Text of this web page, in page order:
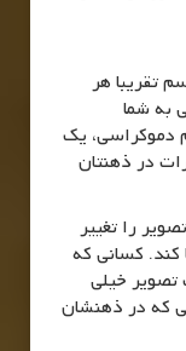
تقریبا هر
به شما
دموکراسی، یک
در ذهنتان
را تغییر
کند. کسانی که
تصویر خیلی
که در ذهنشان